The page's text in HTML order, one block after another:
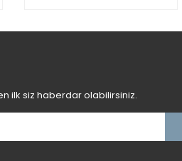
ilk siz haberdar olabilirsiniz.